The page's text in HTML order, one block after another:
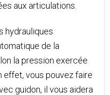
aux articulations.
hydrauliques
de la
la pression exercée
effet, vous pouvez faire
guidon, il vous aidera